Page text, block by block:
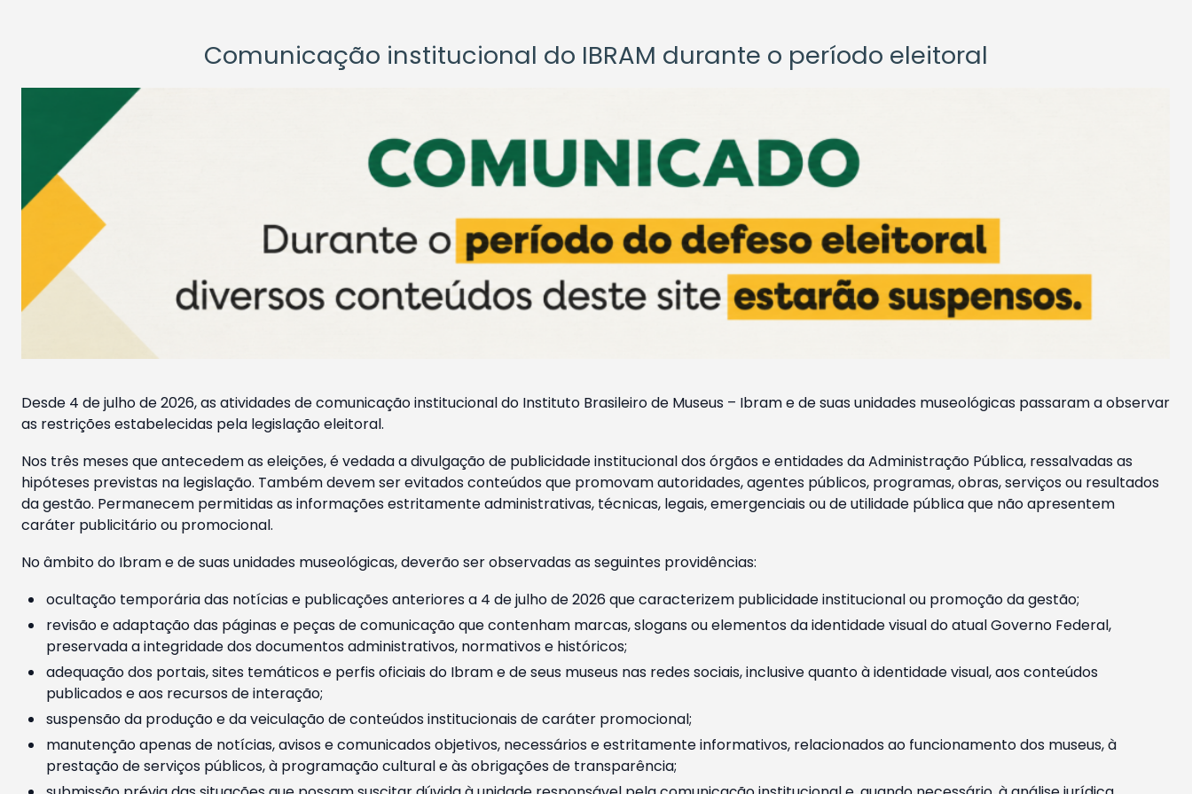
Comunicação institucional do IBRAM durante o período eleitoral
Desde 4 de julho de 2026, as atividades de comunicação institucional do Instituto Brasileiro de Museus – Ibram e de suas unidades museológicas passaram a observar
as restrições estabelecidas pela legislação eleitoral.
Nos três meses que antecedem as eleições, é vedada a divulgação de publicidade institucional dos órgãos e entidades da Administração Pública, ressalvadas as
hipóteses previstas na legislação. Também devem ser evitados conteúdos que promovam autoridades, agentes públicos, programas, obras, serviços ou resultados
da gestão. Permanecem permitidas as informações estritamente administrativas, técnicas, legais, emergenciais ou de utilidade pública que não apresentem
caráter publicitário ou promocional.
No âmbito do Ibram e de suas unidades museológicas, deverão ser observadas as seguintes providências:
ocultação temporária das notícias e publicações anteriores a 4 de julho de 2026 que caracterizem publicidade institucional ou promoção da gestão;
revisão e adaptação das páginas e peças de comunicação que contenham marcas, slogans ou elementos da identidade visual do atual Governo Federal,
preservada a integridade dos documentos administrativos, normativos e históricos;
adequação dos portais, sites temáticos e perfis oficiais do Ibram e de seus museus nas redes sociais, inclusive quanto à identidade visual, aos conteúdos
publicados e aos recursos de interação;
suspensão da produção e da veiculação de conteúdos institucionais de caráter promocional;
manutenção apenas de notícias, avisos e comunicados objetivos, necessários e estritamente informativos, relacionados ao funcionamento dos museus, à
prestação de serviços públicos, à programação cultural e às obrigações de transparência;